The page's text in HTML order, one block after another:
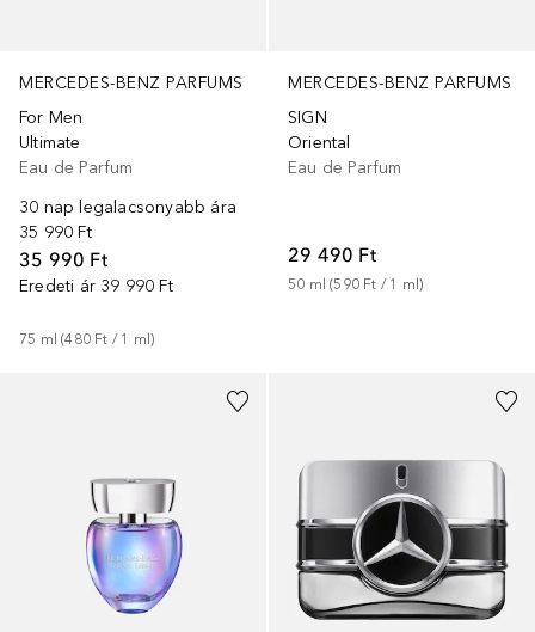
MERCEDES-BENZ PARFUMS
For Men
Ultimate
Eau de Parfum
30 nap legalacsonyabb ára
35 990 Ft
35 990 Ft
Eredeti ár 39 990 Ft
75 ml (480 Ft / 1 ml)
MERCEDES-BENZ PARFUMS
SIGN
Oriental
Eau de Parfum
29 490 Ft
50 ml (590 Ft / 1 ml)